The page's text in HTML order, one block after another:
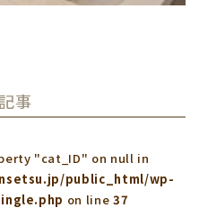
事
"cat_ID" on null in
public_html/wp-
on line 37